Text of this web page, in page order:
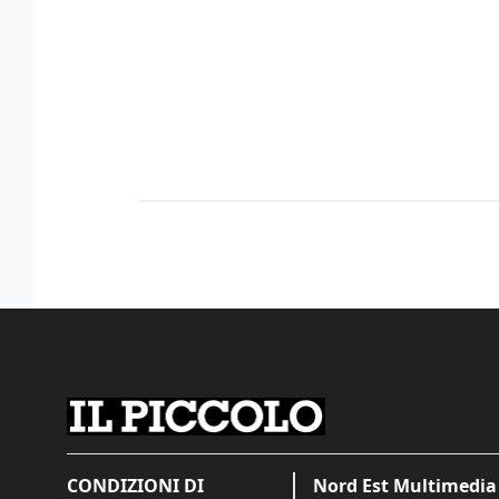
CONDIZIONI DI
Nord Est Multimedia